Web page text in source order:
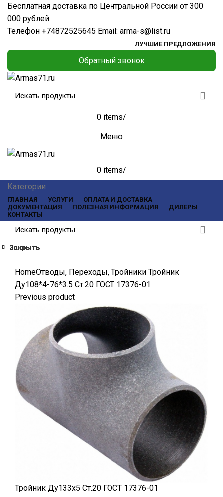
Бесплатная доставка по Центральной России от 300
000 рублей.
Телефон +74872525645 Email: arma-s@list.ru
ЛУЧШИЕ ПРЕДЛОЖЕНИЯ
Обратный звонок
0 items/
Меню
0 items/
Категории
ГЛАВНАЯ УСЛУГИ
ОПЛАТА И ДОСТАВКА
ДОКУМЕНТАЦИЯ
ПОЛЕЗНАЯ ИНФОРМАЦИЯ
ДИЛЕРЫ
КОНТАКТЫ
HomeОтводы, Переходы, Тройники Тройник
Ду108*4-76*3.5 Ст.20 ГОСТ 17376-01
Previous product
Тройник Ду133х5 Ст.20 ГОСТ 17376-01
Закрыть
Закрыть
Закрыть
Закрыть
Закрыть
Закрыть
Закрыть
Закрыть